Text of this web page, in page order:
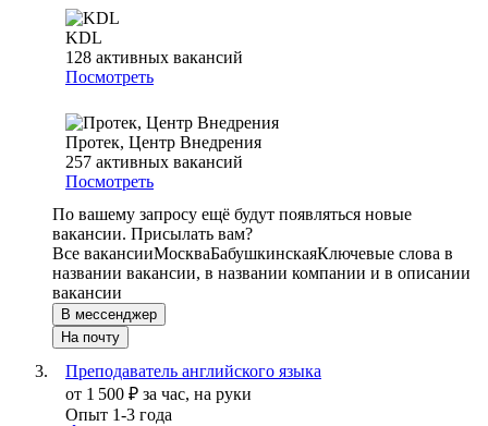
KDL
128 активных вакансий
Посмотреть
Протек, Центр Внедрения
257 активных вакансий
Посмотреть
По вашему запросу ещё будут появляться новые
вакансии. Присылать вам?
Все вакансииМоскваБабушкинскаяКлючевые слова в
названии вакансии, в названии компании и в описании
вакансии
В мессенджер
На почту
Преподаватель английского языка
от 1 500 ₽ за час, на руки
Опыт 1-3 года